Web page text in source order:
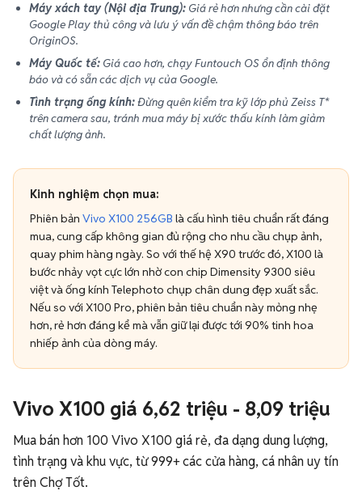
Máy xách tay (Nội địa Trung): Giá rẻ hơn nhưng cần cài đặt
Google Play thủ công và lưu ý vấn đề chậm thông báo trên
OriginOS.
Máy Quốc tế: Giá cao hơn, chạy Funtouch OS ổn định thông
báo và có sẵn các dịch vụ của Google.
Tình trạng ống kính:Đừng quên kiểm tra kỹ lớp phủ Zeiss T*
trên camera sau, tránh mua máy bị xước thấu kính làm giảm
chất lượng ảnh.
Kinh nghiệm chọn mua:
Phiên bản Vivo X100 256GB là cấu hình tiêu chuẩn rất đáng
mua, cung cấp không gian đủ rộng cho nhu cầu chụp ảnh,
quay phim hàng ngày. So với thế hệ X90 trước đó, X100 là
bước nhảy vọt cực lớn nhờ con chip Dimensity 9300 siêu
việt và ống kính Telephoto chụp chân dung đẹp xuất sắc.
Nếu so với X100 Pro, phiên bản tiêu chuẩn này mỏng nhẹ
hơn, rẻ hơn đáng kể mà vẫn giữ lại được tới 90% tinh hoa
nhiếp ảnh của dòng máy.
Vivo X100 giá 6,62 triệu - 8,09 triệu
Mua bán hơn 100 Vivo X100 giá rẻ, đa dạng dung lượng,
tình trạng và khu vực, từ 999+ các cửa hàng, cá nhân uy tín
trên Chợ Tốt.